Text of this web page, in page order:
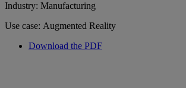
Industry: Manufacturing
Use case: Augmented Reality
Download the PDF